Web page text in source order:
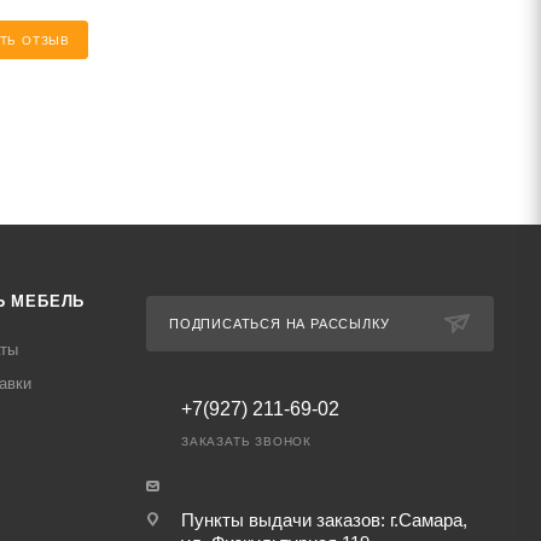
ОТЗЫВ
МЕБЕЛЬ
ПОДПИСАТЬСЯ НА РАССЫЛКУ
+7(927) 211-69-02
ЗАКАЗАТЬ ЗВОНОК
Пункты выдачи заказов: г.Самара,